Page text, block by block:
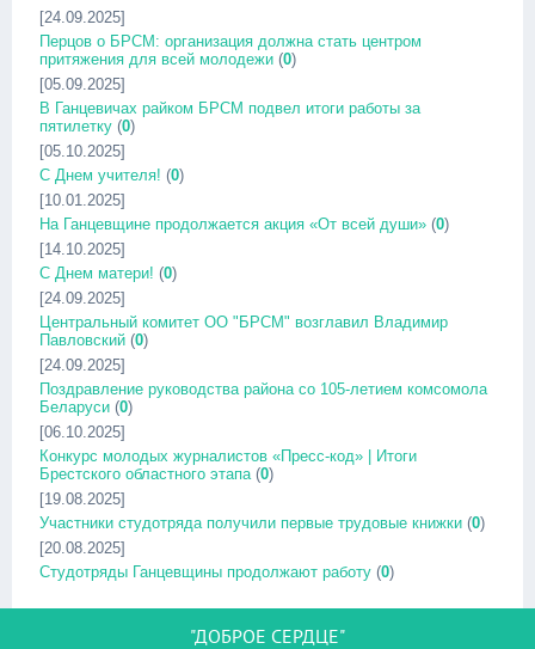
[24.09.2025]
Перцов о БРСМ: организация должна стать центром
притяжения для всей молодежи (0)
[05.09.2025]
В Ганцевичах райком БРСМ подвел итоги работы за
пятилетку (0)
[05.10.2025]
С Днем учителя! (0)
[10.01.2025]
На Ганцевщине продолжается акция «От всей души» (0)
[14.10.2025]
С Днем матери! (0)
[24.09.2025]
Центральный комитет ОО "БРСМ" возглавил Владимир
Павловский (0)
[24.09.2025]
Поздравление руководства района со 105-летием комсомола
Беларуси (0)
[06.10.2025]
Конкурс молодых журналистов «Пресс-код» | Итоги
Брестского областного этапа (0)
[19.08.2025]
Участники студотряда получили первые трудовые книжки (0)
[20.08.2025]
Студотряды Ганцевщины продолжают работу (0)
"ДОБРОЕ СЕРДЦЕ"